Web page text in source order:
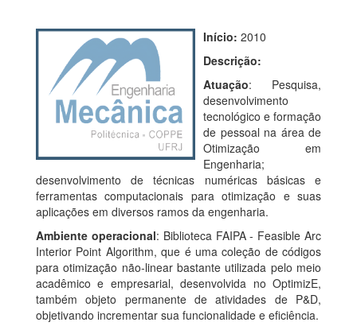
Início: 2010
Descrição:
Atuação: Pesquisa,
desenvolvimento
tecnológico e formação
de pessoal na área de
Otimização em
Engenharia;
desenvolvimento de técnicas numéricas básicas e
ferramentas computacionais para otimização e suas
aplicações em diversos ramos da engenharia.
Ambiente operacional: Biblioteca FAIPA - Feasible Arc
Interior Point Algorithm, que é uma coleção de códigos
para otimização não-linear bastante utilizada pelo meio
acadêmico e empresarial, desenvolvida no OptimizE,
também objeto permanente de atividades de P&D,
objetivando incrementar sua funcionalidade e eficiência.